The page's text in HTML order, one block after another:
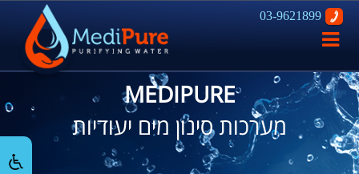
03-9621899
פתח
ניווט
MEDIPURE
מערכות סינון מים יעודיות